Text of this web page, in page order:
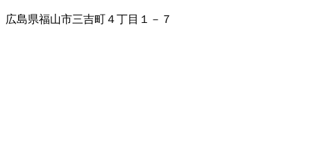
広島県福山市三吉町４丁目１－７